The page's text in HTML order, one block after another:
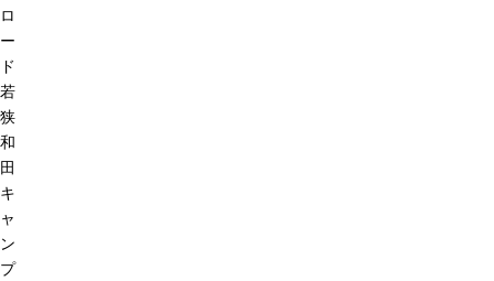
ロ
ー
ド
若
狭
和
田
キ
ャ
ン
プ